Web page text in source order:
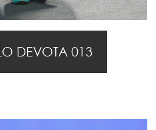
DEVOTA 013